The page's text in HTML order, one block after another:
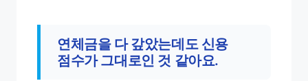
연체금을 다 갚았는데도 신용
점수가 그대로인 것 같아요.